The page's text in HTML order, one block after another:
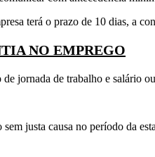
terá o prazo de 10 dias, a
NO EMPREGO
jornada de trabalho e salário
justa causa no período da